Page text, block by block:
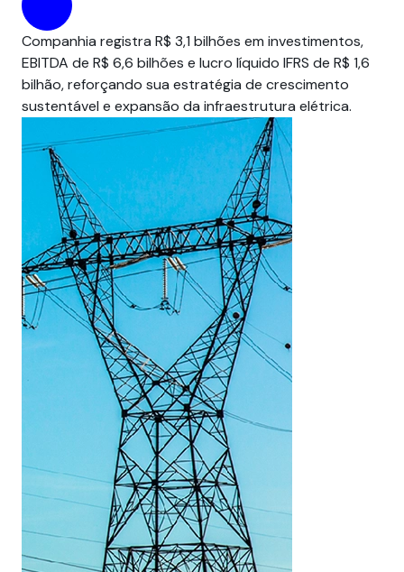
Companhia registra R$ 3,1 bilhões em investimentos,
EBITDA de R$ 6,6 bilhões e lucro líquido IFRS de R$ 1,6
bilhão, reforçando sua estratégia de crescimento
sustentável e expansão da infraestrutura elétrica.